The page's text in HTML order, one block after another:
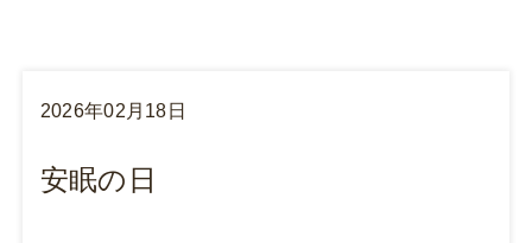
2026年02月18日
安眠の日